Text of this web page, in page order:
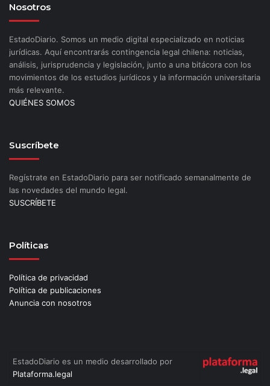
Nosotros
EstadoDiario. Somos un medio digital especializado en noticias
jurídicas. Aquí encontrarás contingencia legal chilena: noticias,
análisis, jurisprudencia y legislación, junto a una bitácora con los
movimientos de los estudios jurídicos y la información universitaria
más relevante.
QUIÉNES SOMOS
Suscríbete
Regístrate en EstadoDiario para ser notificado semanalmente de
las novedades del mundo legal.
SUSCRÍBETE
Políticas
Política de privacidad
Política de publicaciones
Anuncia con nosotros
EstadoDiario es un medio desarrollado por
Plataforma.legal